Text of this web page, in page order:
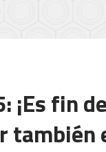
¡Es fin